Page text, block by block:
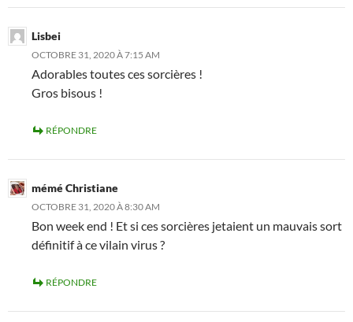
Lisbei
OCTOBRE 31, 2020 À 7:15 AM
Adorables toutes ces sorcières !
Gros bisous !
RÉPONDRE
mémé Christiane
OCTOBRE 31, 2020 À 8:30 AM
Bon week end ! Et si ces sorcières jetaient un mauvais sort
définitif à ce vilain virus ?
RÉPONDRE